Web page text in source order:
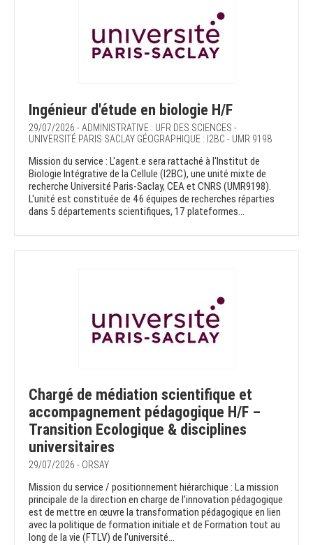
Ingénieur d'étude en biologie H/F
29/07/2026 - ADMINISTRATIVE : UFR DES SCIENCES -
UNIVERSITÉ PARIS SACLAY GÉOGRAPHIQUE : I2BC - UMR 9198
Mission du service : L'agent.e sera rattaché à l'Institut de
Biologie Intégrative de la Cellule (I2BC), une unité mixte de
recherche Université Paris-Saclay, CEA et CNRS (UMR9198).
L'unité est constituée de 46 équipes de recherches réparties
dans 5 départements scientifiques, 17 plateformes...
Chargé de médiation scientifique et
accompagnement pédagogique H/F –
Transition Ecologique & disciplines
universitaires
29/07/2026 - ORSAY
Mission du service / positionnement hiérarchique : La mission
principale de la direction en charge de l’innovation pédagogique
est de mettre en œuvre la transformation pédagogique en lien
avec la politique de formation initiale et de Formation tout au
long de la vie (FTLV) de l’université...